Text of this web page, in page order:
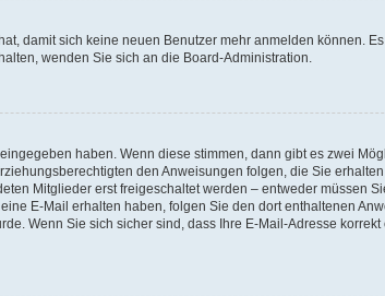
damit sich keine neuen Benutzer mehr anmelden können.
wenden Sie sich an die Board-Administration.
haben. Wenn diese stimmen, dann gibt es zwei
den Anweisungen folgen, die Sie
Mitglieder erst freigeschaltet werden – entweder müssen
E-Mail erhalten haben, folgen Sie den dort enthaltenen
Wenn Sie sich sicher sind, dass Ihre E-Mail-Adresse